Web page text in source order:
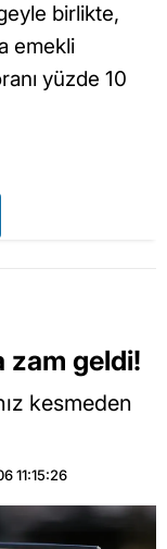
birlikte,
emekli
yüzde 10
zam geldi!
kesmeden
11:15:26